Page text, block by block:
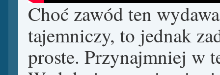
Choć zawód ten
tajemniczy, to jednak
proste. Przynajmniej w